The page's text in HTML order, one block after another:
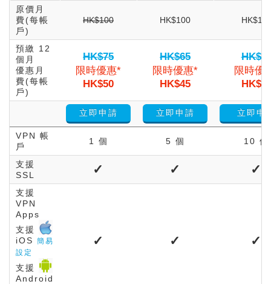
原價月
費(每帳
戶)
HK$100 HK$100
預繳 12
個月
優惠月
費(每帳
戶)
HK$75
限時優惠*
HK$50
HK$65
限時優惠*
HK$45
限時優
立即申請 立即申請 立即申
VPN 帳
戶
1 個 5 個 10 個
支援
SSL
✓ ✓ ✓
支援
VPN
Apps
支援
iOS 簡易
設定
支援
Android
✓ ✓ ✓